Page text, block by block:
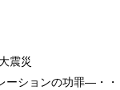
震災
の功罪―・・・・